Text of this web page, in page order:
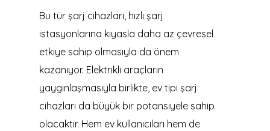
Bu tür şarj cihazları, hızlı şarj
istasyonlarına kıyasla daha az çevresel
etkiye sahip olmasıyla da önem
kazanıyor. Elektrikli araçların
yaygınlaşmasıyla birlikte, ev tipi şarj
cihazları da büyük bir potansiyele sahip
olacaktır. Hem ev kullanıcıları hem de